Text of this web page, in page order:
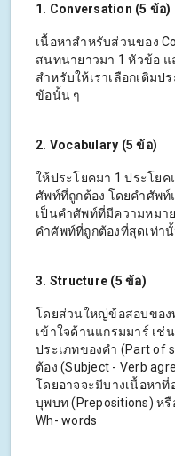
1. Conversation (5 ข้อ)
เนื้อหาสำหรับส่วนของ
สนทนายาวมา 1 หัวข้อ แ
สำหรับให้เราเลือกเติมป
ข้อนั้น ๆ
2. Vocabulary (5 ข้อ)
ให้ประโยคมา 1 ประโยค
ศัพท์ที่ถูกต้อง โดยคำศัพท์
เป็นคำศัพท์ที่มีความหมา
คำศัพท์ที่ถูกต้องที่สุดเท่า
3. Structure (5 ข้อ)
โดยส่วนใหญ่ข้อสอบของ
เข้าใจด้านแกรมมาร์ เช่
ประเภทของคำ (Part of
ต้อง (Subject - Verb
โดยอาจจะมีบางเนื้อหา
บุพบท (Prepositions) หรื
Wh- words